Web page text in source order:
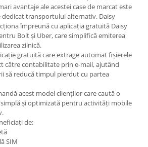
avantaje ale acestei case de marcat este
transportului alternativ. Daisy
împreună cu aplicația gratuită Daisy
Bolt și Uber, care simplifică emiterea
zilnică.
gratuită care extrage automat fișierele
către contabilitate prin e-mail, ajutând
să reducă timpul pierdut cu partea
acest model clienților care caută o
simplă și optimizată pentru activități mobile
de:
SIM